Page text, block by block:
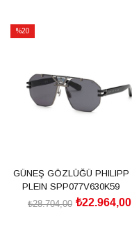
%20
GÜNEŞ GÖZLÜĞÜ PHILIPP
PLEIN SPP077V630K59
₺22.964,00
₺28.704,00